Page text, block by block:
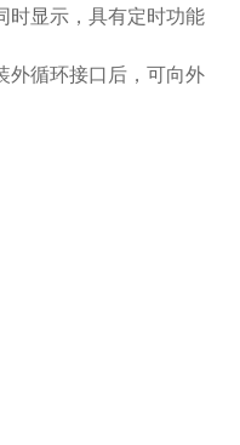
时显示，具有定时功能
外循环接口后，可向外